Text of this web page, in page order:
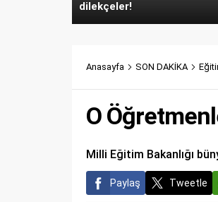
dilekçeler!
Anasayfa SON DAKİKA
O
Milli Eğitim Bakanlığı
Paylaş Tweetle